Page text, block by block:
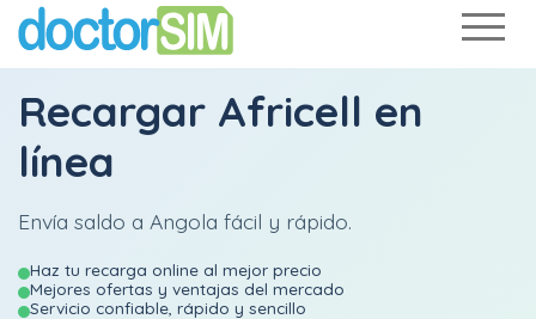
Recargar Africell en
línea
Envía saldo a Angola fácil y rápido.
Haz tu recarga online al mejor precio
Mejores ofertas y ventajas del mercado
Servicio confiable, rápido y sencillo